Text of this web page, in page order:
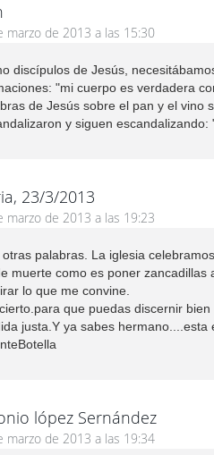
marzo de 2013 a las 15:30
discípulos de Jesús,
"mi cuerpo es verdadera
de Jesús sobre el pan y el vino
y siguen escandalizando:
23/3/2013
marzo de 2013 a las 19:23
otras palabras. La iglesia
muerte como es poner zancadillas
lo que me convine.
que puedas discernir
justa.Y ya sabes
lópez Sernández
marzo de 2013 a las 19:34